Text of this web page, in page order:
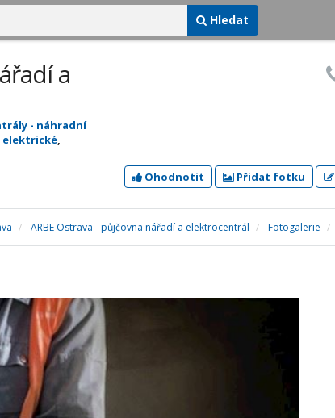
Hledat
a
- náhradní
elektrické,
Ohodnotit Přidat fotku
ARBE Ostrava - půjčovna nářadí a elektrocentrál Fotogalerie